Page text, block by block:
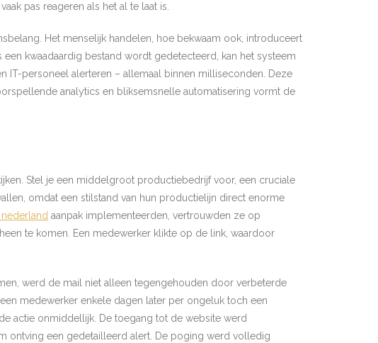
pas reageren als het al te laat is.
Het menselijk handelen, hoe bekwaam ook, introduceert
kwaadaardig bestand wordt gedetecteerd, kan het systeem
IT-personeel alerteren – allemaal binnen milliseconden. Deze
analytics en bliksemsnelle automatisering vormt de
Stel je een middelgroot productiebedrijf voor, een cruciale
omdat een stilstand van hun productielijn direct enorme
aanpak implementeerden, vertrouwden ze op
te komen. Een medewerker klikte op de link, waardoor
werd de mail niet alleen tegengehouden door verbeterde
medewerker enkele dagen later per ongeluk toch een
actie onmiddellijk. De toegang tot de website werd
ontving een gedetailleerd alert. De poging werd volledig